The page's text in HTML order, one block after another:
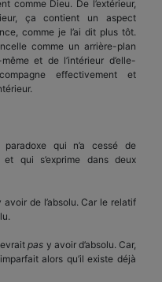
comme Dieu. De l’extérieur,
ça contient un aspect
comme je l’ai dit plus tôt.
comme un arrière-plan
et de l’intérieur d’elle-
effectivement et
qui n’a cessé de
qui s’exprime dans deux
de l’absolu. Car le relatif
pas y avoir d’absolu. Car,
alors qu’il existe déjà